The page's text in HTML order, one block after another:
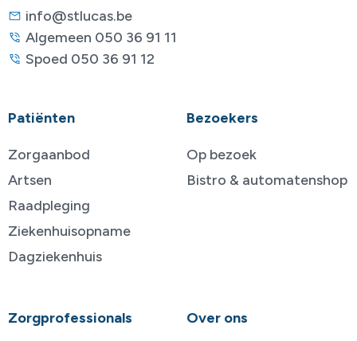
info@stlucas.be
Algemeen 050 36 91 11
Spoed 050 36 91 12
Patiënten
Zorgaanbod
Artsen
Raadpleging
Ziekenhuisopname
Dagziekenhuis
Bezoekers
Op bezoek
Bistro & automatenshop
Zorgprofessionals Over ons